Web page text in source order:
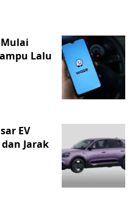
Mulai
Lalu
EV
Jarak